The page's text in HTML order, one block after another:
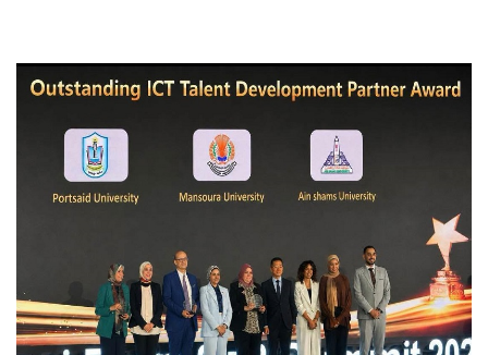
الطلاب
هيئة التدريس
الدراسات العليا
الموظفون